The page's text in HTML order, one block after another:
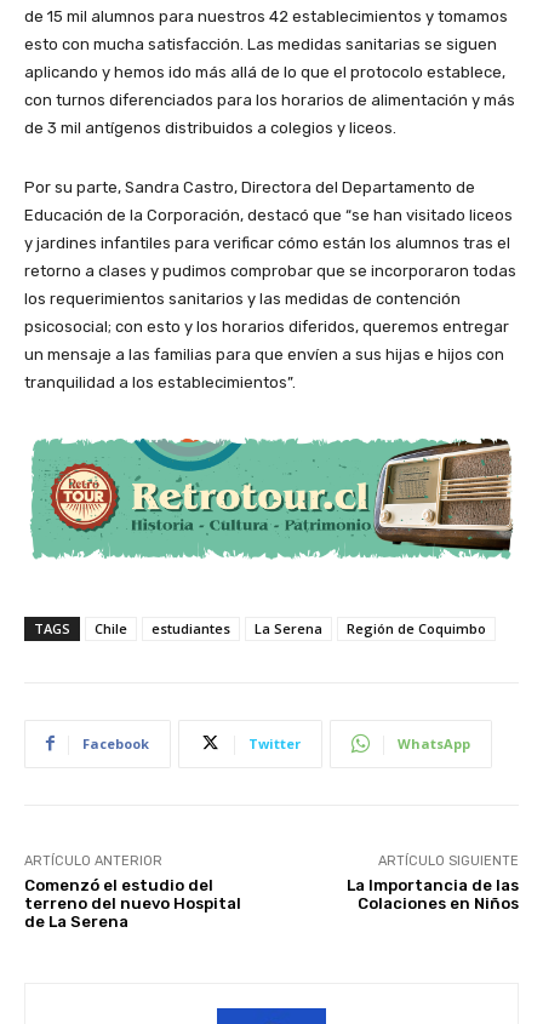
de 15 mil alumnos para nuestros 42 establecimientos y tomamos
esto con mucha satisfacción. Las medidas sanitarias se siguen
aplicando y hemos ido más allá de lo que el protocolo establece,
con turnos diferenciados para los horarios de alimentación y más
de 3 mil antígenos distribuidos a colegios y liceos.
Por su parte, Sandra Castro, Directora del Departamento de
Educación de la Corporación, destacó que “se han visitado liceos
y jardines infantiles para verificar cómo están los alumnos tras el
retorno a clases y pudimos comprobar que se incorporaron todas
los requerimientos sanitarios y las medidas de contención
psicosocial; con esto y los horarios diferidos, queremos entregar
un mensaje a las familias para que envíen a sus hijas e hijos con
tranquilidad a los establecimientos”.
TAGS Chile estudiantes La Serena Región de Coquimbo
Facebook Twitter WhatsApp
ARTÍCULO ANTERIOR
Comenzó el estudio del
terreno del nuevo Hospital
de La Serena
ARTÍCULO SIGUIENTE
La Importancia de las
Colaciones en Niños